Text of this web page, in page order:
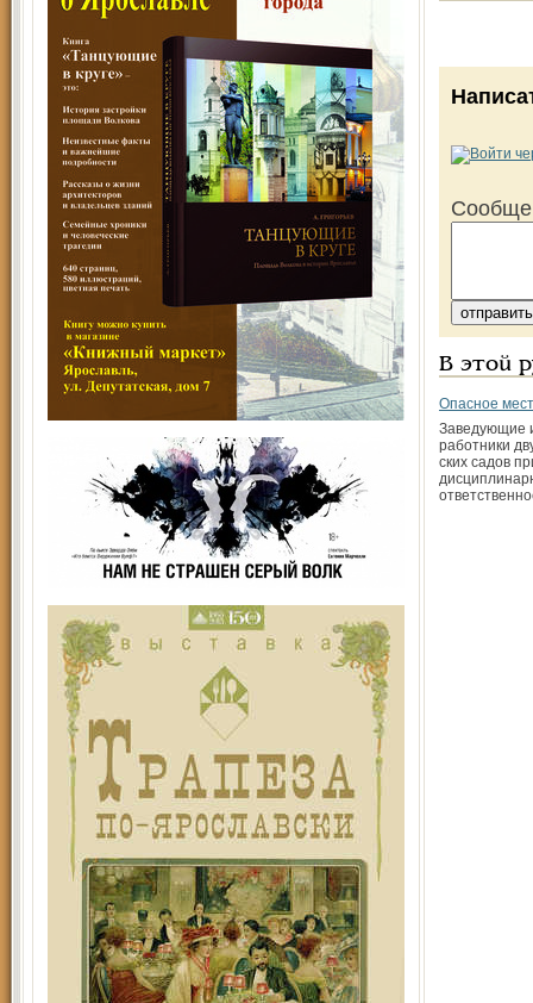
В этой
Опасное
Заведующие
работники
ских садов